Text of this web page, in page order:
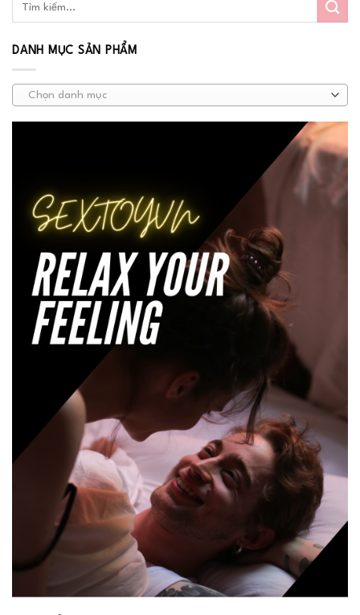
DANH MỤC SẢN PHẨM
Chọn danh mục